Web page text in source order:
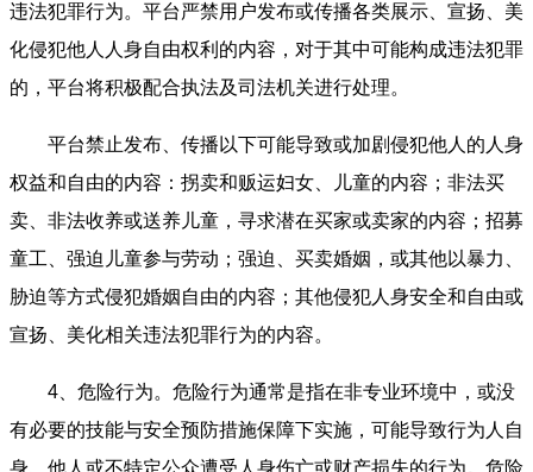
违法犯罪行为。平台严禁用户发布或传播各类展示、宣扬、美
化侵犯他人人身自由权利的内容，对于其中可能构成违法犯罪
的，平台将积极配合执法及司法机关进行处理。
平台禁止发布、传播以下可能导致或加剧侵犯他人的人身
权益和自由的内容：拐卖和贩运妇女、儿童的内容；非法买
卖、非法收养或送养儿童，寻求潜在买家或卖家的内容；招募
童工、强迫儿童参与劳动；强迫、买卖婚姻，或其他以暴力、
胁迫等方式侵犯婚姻自由的内容；其他侵犯人身安全和自由或
宣扬、美化相关违法犯罪行为的内容。
4、危险行为。危险行为通常是指在非专业环境中，或没
有必要的技能与安全预防措施保障下实施，可能导致行为人自